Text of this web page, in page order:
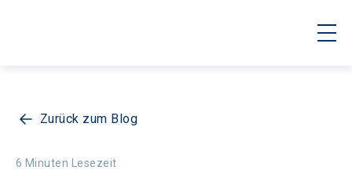
Zurück zum Blog
6 Minuten Lesezeit